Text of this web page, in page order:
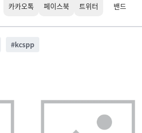
카카오톡 페이스북 트위터 밴드
#kcspp